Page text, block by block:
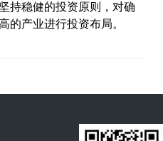
持稳健的投资原则，对确
的产业进行投资布局。